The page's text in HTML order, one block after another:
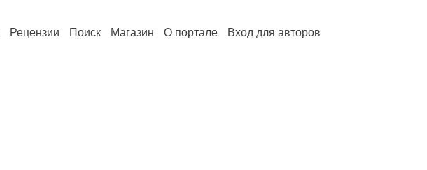
Рецензии Поиск Магазин О портале Вход для авторов